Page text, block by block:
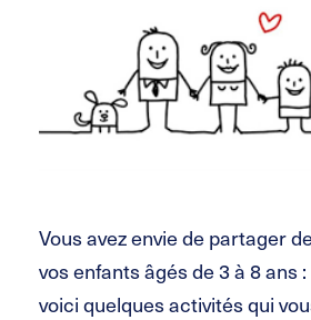
Vous avez envie de partager
vos enfants âgés de 3 à 8 ans :
voici quelques activités qui